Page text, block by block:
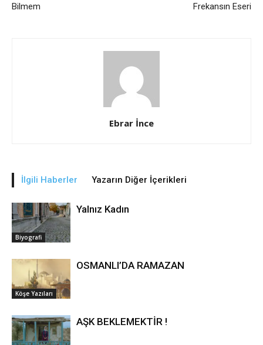
Bilmem Frekansın Eseri
Ebrar İnce
İlgili Haberler Yazarın Diğer İçerikleri
Biyografi
Yalnız Kadın
Köşe Yazıları
OSMANLI’DA RAMAZAN
AŞK BEKLEMEKTİR !